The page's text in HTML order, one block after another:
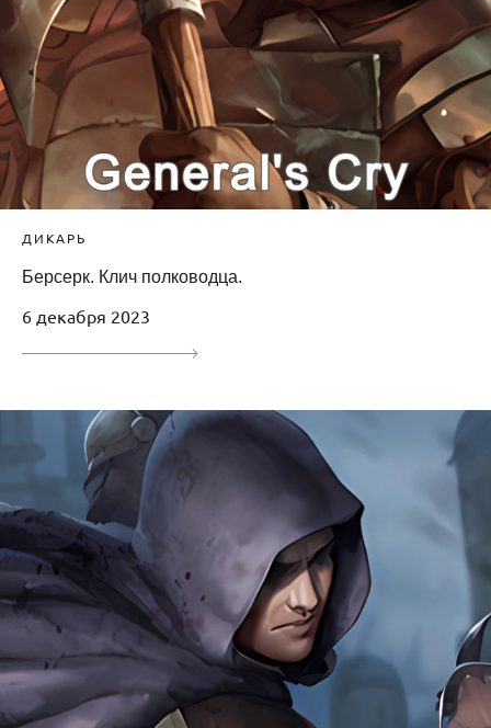
ДИКАРЬ
Берсерк. Клич полководца.
6 декабря 2023